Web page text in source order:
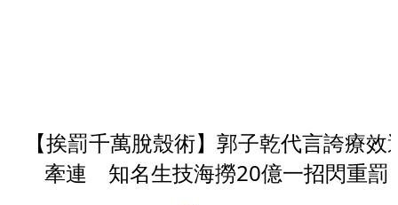
【挨罰千萬脫殼術】郭子乾代言誇療效
牽連 知名生技海撈20億一招閃重罰